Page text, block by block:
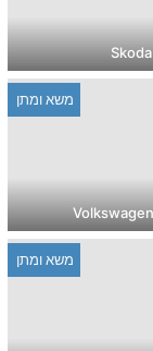
משא ומתן
משא ומתן